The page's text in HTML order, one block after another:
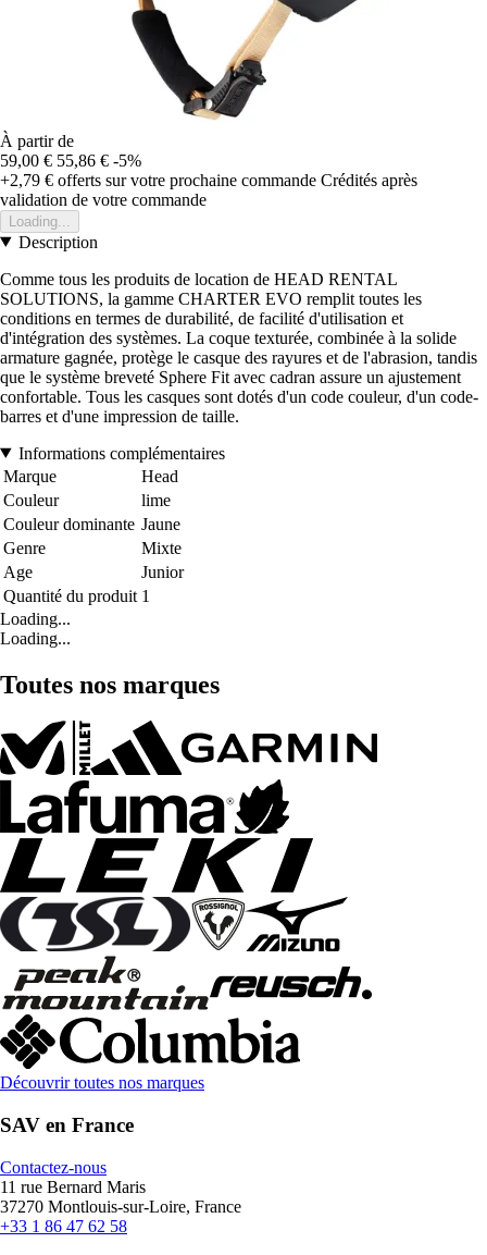
À partir de
59,00 € 55,86 € -5%
+2,79 € offerts sur votre prochaine commande Crédités après
validation de votre commande
Loading...
Description
Comme tous les produits de location de HEAD RENTAL
SOLUTIONS, la gamme CHARTER EVO remplit toutes les
conditions en termes de durabilité, de facilité d'utilisation et
d'intégration des systèmes. La coque texturée, combinée à la solide
armature gagnée, protège le casque des rayures et de l'abrasion, tandis
que le système breveté Sphere Fit avec cadran assure un ajustement
confortable. Tous les casques sont dotés d'un code couleur, d'un code-
barres et d'une impression de taille.
Informations complémentaires
Marque
Head
Couleur
lime
Couleur dominante Jaune
Genre
Mixte
Age
Junior
Quantité du produit 1
Loading...
Loading...
Toutes nos marques
Découvrir toutes nos marques
SAV en France
Contactez-nous
11 rue Bernard Maris
37270 Montlouis-sur-Loire, France
+33 1 86 47 62 58